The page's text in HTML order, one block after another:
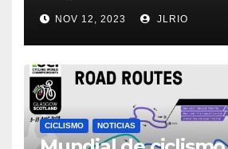
NOV 12, 2023 JLRIO
CICLISMO NOTICIAS